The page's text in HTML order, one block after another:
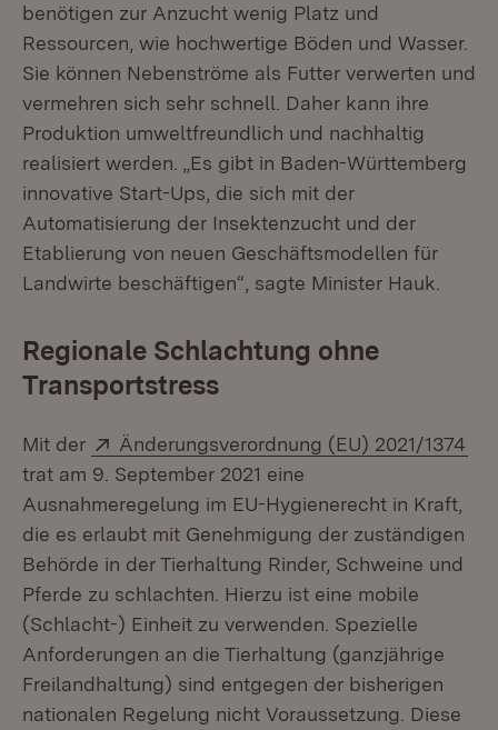
benötigen zur Anzucht wenig Platz und
Ressourcen, wie hochwertige Böden und Wasser.
Sie können Nebenströme als Futter verwerten und
vermehren sich sehr schnell. Daher kann ihre
Produktion umweltfreundlich und nachhaltig
realisiert werden. „Es gibt in Baden-Württemberg
innovative Start-Ups, die sich mit der
Automatisierung der Insektenzucht und der
Etablierung von neuen Geschäftsmodellen für
Landwirte beschäftigen“, sagte Minister Hauk.
Regionale Schlachtung ohne
Transportstress
Mit der Extern:
Änderungsverordnung (EU) 2021/1374
trat am 9. September 2021 eine
Ausnahmeregelung im EU-Hygienerecht in Kraft,
die es erlaubt mit Genehmigung der zuständigen
Behörde in der Tierhaltung Rinder, Schweine und
Pferde zu schlachten. Hierzu ist eine mobile
(Schlacht-) Einheit zu verwenden. Spezielle
Anforderungen an die Tierhaltung (ganzjährige
Freilandhaltung) sind entgegen der bisherigen
nationalen Regelung nicht Voraussetzung. Diese